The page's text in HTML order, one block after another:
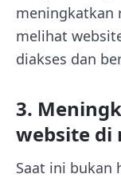
meningkatkan
melihat
diakses dan
3.
website di
Saat ini bukan